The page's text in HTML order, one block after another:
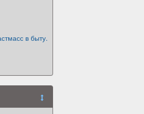
в быту.